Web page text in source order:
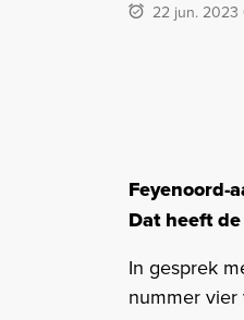
22 jun. 2023
Feyenoord-
Dat heeft
In gesprek
nummer